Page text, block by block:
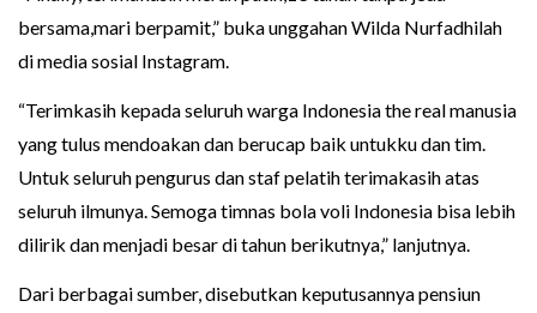
bersama,mari berpamit,” buka unggahan Wilda Nurfadhilah
di media sosial Instagram.
“Terimkasih kepada seluruh warga Indonesia the real manusia
yang tulus mendoakan dan berucap baik untukku dan tim.
Untuk seluruh pengurus dan staf pelatih terimakasih atas
seluruh ilmunya. Semoga timnas bola voli Indonesia bisa lebih
dilirik dan menjadi besar di tahun berikutnya,” lanjutnya.
Dari berbagai sumber, disebutkan keputusannya pensiun